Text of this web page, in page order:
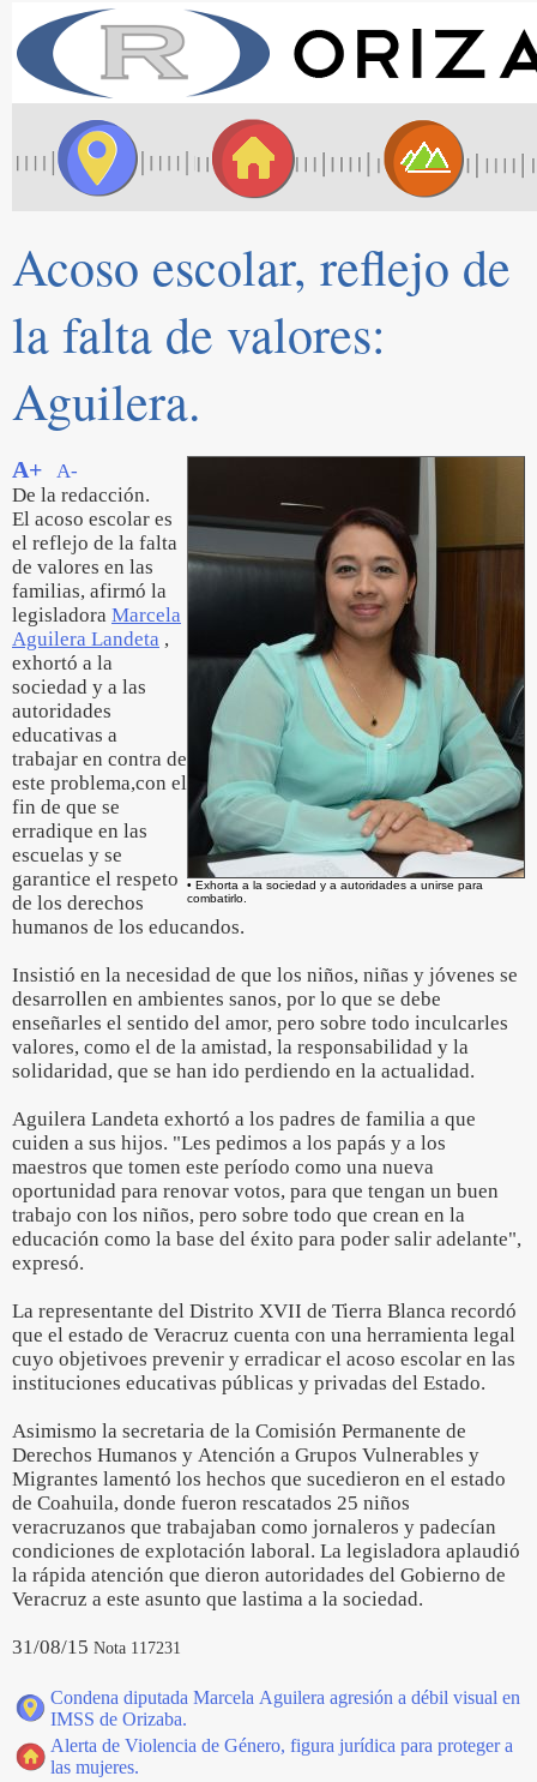
Acoso escolar, reflejo de
la falta de valores:
Aguilera.
• Exhorta a la sociedad y a autoridades a unirse para
combatirlo.
A+
A-
De la redacción.
El acoso escolar es
el reflejo de la falta
de valores en las
familias, afirmó la
legisladora Marcela
Aguilera Landeta ,
exhortó a la
sociedad y a las
autoridades
educativas a
trabajar en contra de
este problema,con el
fin de que se
erradique en las
escuelas y se
garantice el respeto
de los derechos
humanos de los educandos.
Insistió en la necesidad de que los niños, niñas y jóvenes se
desarrollen en ambientes sanos, por lo que se debe
enseñarles el sentido del amor, pero sobre todo inculcarles
valores, como el de la amistad, la responsabilidad y la
solidaridad, que se han ido perdiendo en la actualidad.
Aguilera Landeta exhortó a los padres de familia a que
cuiden a sus hijos. "Les pedimos a los papás y a los
maestros que tomen este período como una nueva
oportunidad para renovar votos, para que tengan un buen
trabajo con los niños, pero sobre todo que crean en la
educación como la base del éxito para poder salir adelante",
expresó.
La representante del Distrito XVII de Tierra Blanca recordó
que el estado de Veracruz cuenta con una herramienta legal
cuyo objetivoes prevenir y erradicar el acoso escolar en las
instituciones educativas públicas y privadas del Estado.
Asimismo la secretaria de la Comisión Permanente de
Derechos Humanos y Atención a Grupos Vulnerables y
Migrantes lamentó los hechos que sucedieron en el estado
de Coahuila, donde fueron rescatados 25 niños
veracruzanos que trabajaban como jornaleros y padecían
condiciones de explotación laboral. La legisladora aplaudió
la rápida atención que dieron autoridades del Gobierno de
Veracruz a este asunto que lastima a la sociedad.
31/08/15 Nota 117231
Condena diputada Marcela Aguilera agresión a débil visual en
IMSS de Orizaba.
Alerta de Violencia de Género, figura jurídica para proteger a
las mujeres.